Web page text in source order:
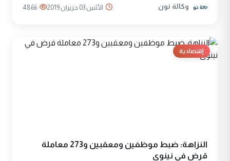
وكالة نون الأثنين 03 حزيران 2019 4866
إقتصادية
النزاهة: ضبط موظفين ومعقبين و273 معاملة
قرض في نينوى